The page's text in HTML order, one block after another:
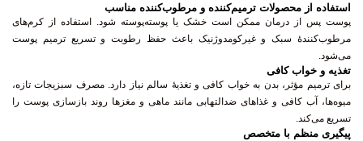
استفاده از محصولات ترمیم‌کننده و مرطوب‌کننده مناسب
پوست پس از درمان ممکن است خشک یا پوسته‌پوسته شود. استفاده از کرم‌های
مرطوب‌کنندهٔ سبک و غیرکومدوژنیک باعث حفظ رطوبت و تسریع ترمیم پوست
می‌شود.
تغذیه و خواب کافی
برای ترمیم مؤثر، بدن به خواب کافی و تغذیهٔ سالم نیاز دارد. مصرف سبزیجات تازه،
میوه‌ها، آب کافی و غذاهای ضدالتهابی مانند ماهی و مغزها روند بازسازی پوست را
تسریع می‌کند.
پیگیری منظم با متخصص